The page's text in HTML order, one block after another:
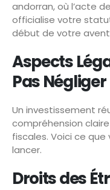
andorran, où l’acte
officialise votre
début de votre
Aspects
Pas Négliger
Un investissement
compréhension
fiscales. Voici ce
lancer.
Droits des